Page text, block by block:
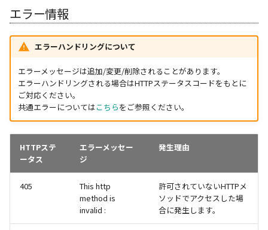
エラー情報
エラーハンドリングについて
エラーメッセージは追加/変更/削除されることがあります。
エラーハンドリングされる場合はHTTPステータスコードをもとに
ご対応ください。
共通エラーについてはこちらをご参照ください。
HTTPステ
ータス
エラーメッセー
ジ
発生理由
405
This http
method is
invalid :
許可されていないHTTPメ
ソッドでアクセスした場
合に発生します。